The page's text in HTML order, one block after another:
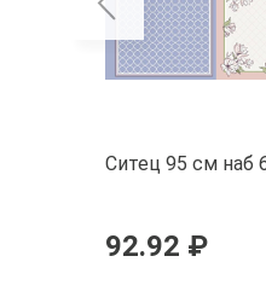
Ситец 95 см
92.92 ₽